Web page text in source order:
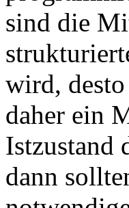
sind die
wird,
daher ein
Istzustand
dann